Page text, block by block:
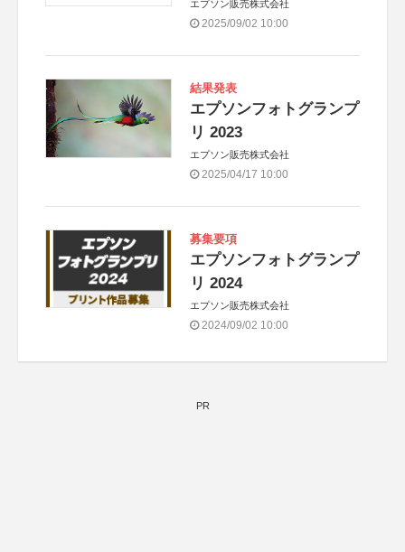
エプソン販売株式会社
2025/09/02 10:00
結果発表
エプソンフォトグランプ
リ 2023
エプソン販売株式会社
2025/04/17 10:00
募集要項
エプソンフォトグランプ
リ 2024
エプソン販売株式会社
2024/09/02 10:00
PR